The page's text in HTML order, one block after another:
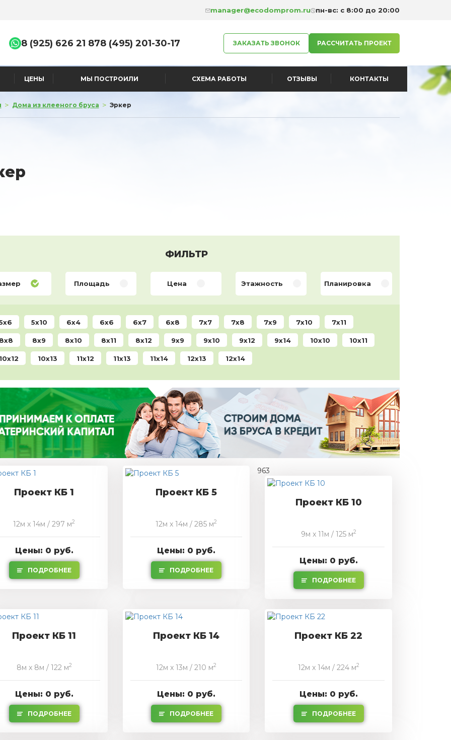
manager@ecodomprom.ru пн-вс: с 8:00 до 20:00
8 (495) 201-30-17
8 (925) 626 21 87 ЗАКАЗАТЬ ЗВОНОК РАССЧИТАТЬ ПРОЕКТ
ЦЕНЫ МЫ ПОСТРОИЛИ СХЕМА РАБОТЫ ОТЗЫВЫ КОНТАКТЫ
> Дома из клееного бруса > Эркер
ФИЛЬТР
Площадь Цена Этажность Планировка
5x10 6x4 6x6 6x7 6x8 7x7 7x8 7x9 7x10 7x11
8x9 8x10 8x11 8x12 9x9 9x10 9x12 9x14 10x10 10x11
10x13 11x12 11x13 11x14 12x13 12x14
963
Проект КБ 1
12м x 14м / 297 м2
Цены: 0 руб.
ПОДРОБНЕЕ
Проект КБ 5
12м x 14м / 285 м2
Цены: 0 руб.
ПОДРОБНЕЕ
Проект КБ 10
9м x 11м / 125 м2
Цены: 0 руб.
ПОДРОБНЕЕ
Проект КБ 11
8м x 8м / 122 м2
Цены: 0 руб.
ПОДРОБНЕЕ
Проект КБ 14
12м x 13м / 210 м2
Цены: 0 руб.
ПОДРОБНЕЕ
Проект КБ 22
12м x 14м / 224 м2
Цены: 0 руб.
ПОДРОБНЕЕ